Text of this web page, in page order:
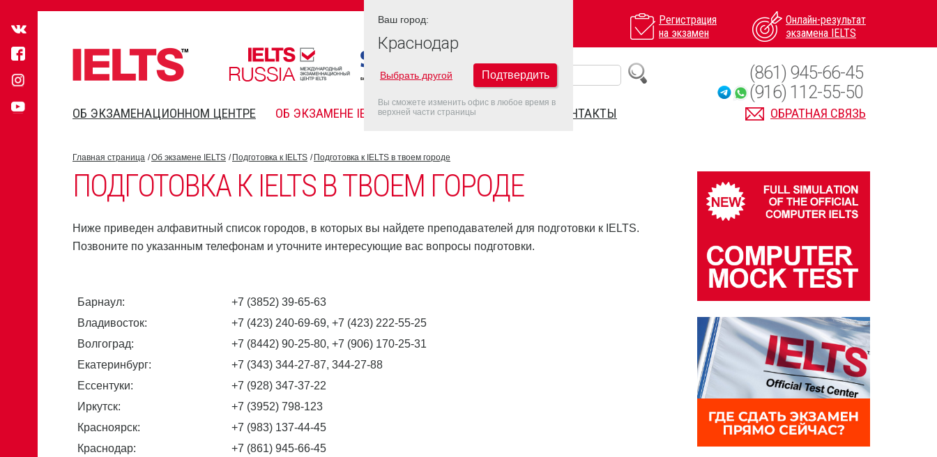
Регистрация
на экзамен
Онлайн-результат
экзамена IELTS
ОБ ЭКЗАМЕНАЦИОННОМ ЦЕНТРЕ ОБ ЭКЗАМЕНЕ IELTS FAQ ДАТЫ IELTS 2022 КОНТАКТЫ ОБРАТНАЯ СВЯЗЬ
(861) 945-66-45
(916) 112-55-50
Главная страница Об экзамене IELTS Подготовка к IELTS Подготовка к IELTS в твоем городе
ПОДГОТОВКА К IELTS В ТВОЕМ ГОРОДЕ
Ниже приведен алфавитный список городов, в которых вы найдете преподавателей для подготовки к IELTS.
Позвоните по указанным телефонам и уточните интересующие вас вопросы подготовки.
Барнаул:
+7 (3852) 39-65-63
Владивосток:
+7 (423) 240-69-69, +7 (423) 222-55-25
Волгоград:
+7 (8442) 90-25-80, +7 (906) 170-25-31
Екатеринбург:
+7 (343) 344-27-87, 344-27-88
Ессентуки:
+7 (928) 347-37-22
Иркутск:
+7 (3952) 798-123
Красноярск:
+7 (983) 137-44-45
Краснодар:
+7 (861) 945-66-45
Ваш город:
Краснодар
Выбрать другой Подтвердить
Вы сможете изменить офис в любое время в
верхней части страницы